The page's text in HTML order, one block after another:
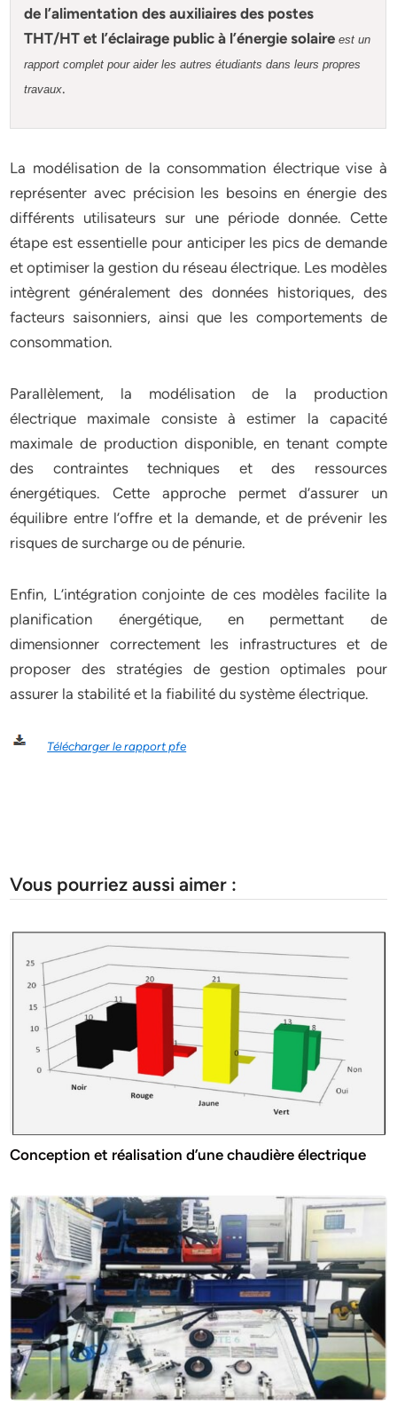
de l’alimentation des auxiliaires des postes
THT/HT et l’éclairage public à l’énergie solaire est un
rapport complet pour aider les autres étudiants dans leurs propres
travaux.
La modélisation de la consommation électrique vise à
représenter avec précision les besoins en énergie des
différents utilisateurs sur une période donnée. Cette
étape est essentielle pour anticiper les pics de demande
et optimiser la gestion du réseau électrique. Les modèles
intègrent généralement des données historiques, des
facteurs saisonniers, ainsi que les comportements de
consommation.
Parallèlement, la modélisation de la production
électrique maximale consiste à estimer la capacité
maximale de production disponible, en tenant compte
des contraintes techniques et des ressources
énergétiques. Cette approche permet d’assurer un
équilibre entre l’offre et la demande, et de prévenir les
risques de surcharge ou de pénurie.
Enfin, L’intégration conjointe de ces modèles facilite la
planification énergétique, en permettant de
dimensionner correctement les infrastructures et de
proposer des stratégies de gestion optimales pour
assurer la stabilité et la fiabilité du système électrique.
Télécharger le rapport pfe
Vous pourriez aussi aimer :
Conception et réalisation d’une chaudière électrique